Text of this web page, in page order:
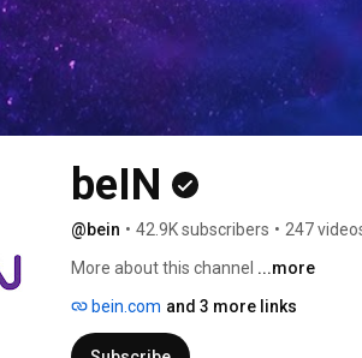
beIN
@bein • 42.9K subscribers • 247
More about this channel ...more
bein.com and 3 more links